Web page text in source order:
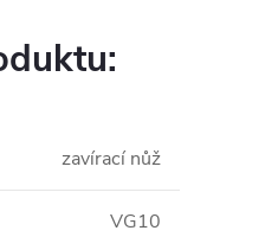
zavírací nůž
VG10